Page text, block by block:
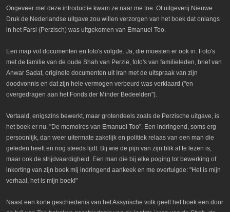
Ongeveer met deze introductie kwam ze naar me toe. Of uitgeverij Nieuwe
Druk de Nederlandse uitgave zou willen verzorgen van het boek dat onlangs
in het Farsi (Perzisch) was uitgekomen van Emanuel Too.
Een map vol documenten en foto's volgde. Ja, die moesten er ook in. Foto's
met de familie van de oude Shah van Perzië, foto's van familieleden, brief van
Anwar Sadat, originele documenten uit Iran met de uitspraak van zijn
doodvonnis en dat zijn hele vermogen verbeurd was verklaard ("en
overgedragen aan het Fonds der Minder Bedeelden").
Vertaald, enigszins bewerkt, maar grotendeels zoals de Perzische uitgave, is
het boek er nu. "De memoires van Emanuel Too". Een indringend, soms erg
persoonlijk, dan weer uitermate zakelijk en politiek relaas van een man die
geleden heeft en nog steeds lijdt. Bij wie de pijn van zijn blik af te lezen is,
maar ook de strijdvaardigheid. Een man die bij elke poging tot bewerking of
inkorting van zijn boek mij indringend aankeek en me overtuigde: "Het is mijn
verhaal, het is mijn boek!"
Naast een korte geschiedenis van het Assyrische volk geeft het boek een door